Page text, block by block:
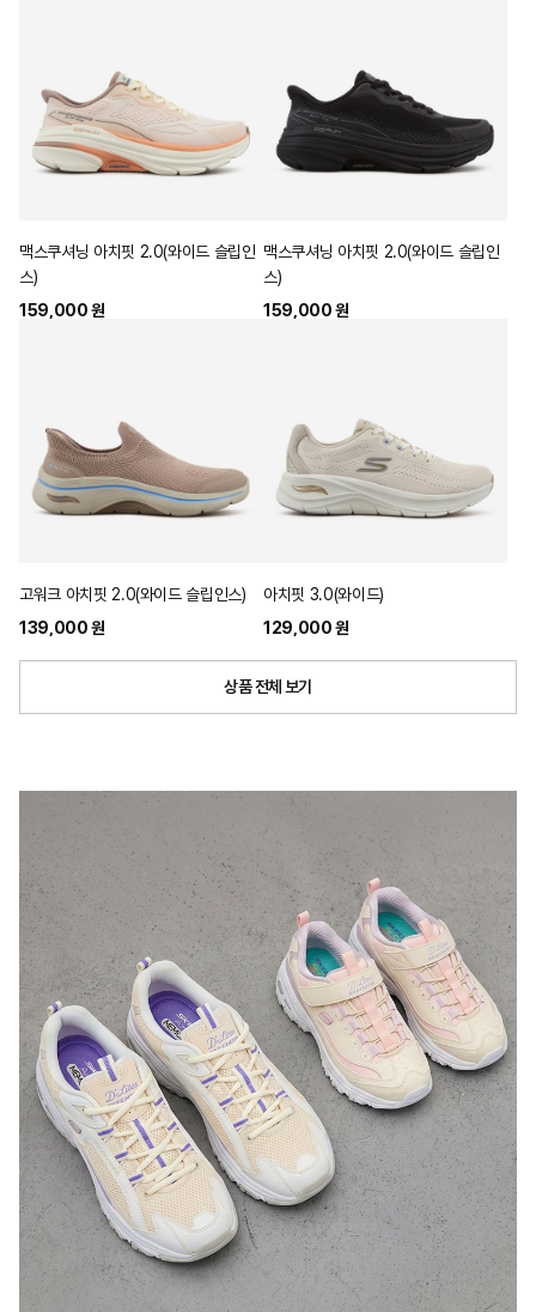
맥스쿠셔닝 아치핏 2.0(와이드 슬립인
스)
159,000 원
맥스쿠셔닝 아치핏 2.0(와이드 슬립인
스)
159,000 원
고워크 아치핏 2.0(와이드 슬립인스)
139,000 원
아치핏 3.0(와이드)
129,000 원
상품 전체 보기